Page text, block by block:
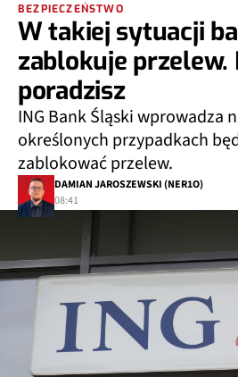
BEZPIECZEŃSTWO
W takiej sytuacji
zablokuje przelew.
poradzisz
ING Bank Śląski wprowadza
określonych przypadkach
zablokować przelew.
DAMIAN JAROSZEWSKI (NER1O)
08:41